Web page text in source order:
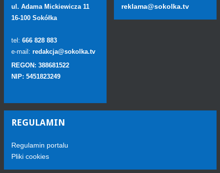
ul. Adama Mickiewicza 11
16-100 Sokółka
tel: 666 828 883
e-mail: redakcja@sokolka.tv
REGON: 388681522
NIP: 5451823249
reklama@sokolka.tv
REGULAMIN
Regulamin portalu
Pliki cookies